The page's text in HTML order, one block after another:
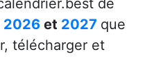
de
2026 et 2027 que
télécharger et